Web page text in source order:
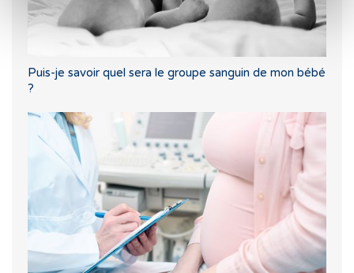
Puis-je savoir quel sera le groupe sanguin de mon bébé
?